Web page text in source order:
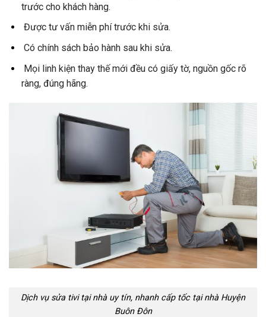
trước cho khách hàng.
Được tư vấn miễn phí trước khi sửa.
Có chính sách bảo hành sau khi sửa.
Mọi linh kiện thay thế mới đều có giấy tờ, nguồn gốc rõ
ràng, đúng hãng.
Dịch vụ sửa tivi tại nhà uy tín, nhanh cấp tốc tại nhà Huyện
Buôn Đôn